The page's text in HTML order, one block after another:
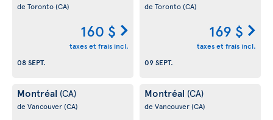
de Toronto(CA)
160 $
taxes et frais incl.
08 SEPT.
de Toronto(CA)
169 $
taxes et frais incl.
09 SEPT.
Montréal (CA)
de Vancouver(CA)
Montréal (CA)
de Vancouver(CA)